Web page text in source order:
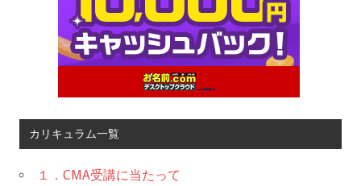
カリキュラム一覧
１．CMA受講に当たって